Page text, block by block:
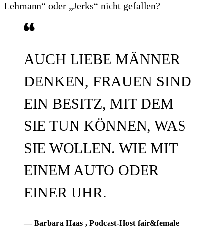
Lehmann“ oder „Jerks“ nicht gefallen?
AUCH LIEBE MÄNNER
DENKEN, FRAUEN SIND
EIN BESITZ, MIT DEM
SIE TUN KÖNNEN, WAS
SIE WOLLEN. WIE MIT
EINEM AUTO ODER
EINER UHR.
— Barbara Haas , Podcast-Host fair&female